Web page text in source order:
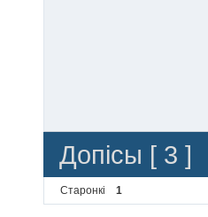
Допісы [ 3 ]
Старонкі 1